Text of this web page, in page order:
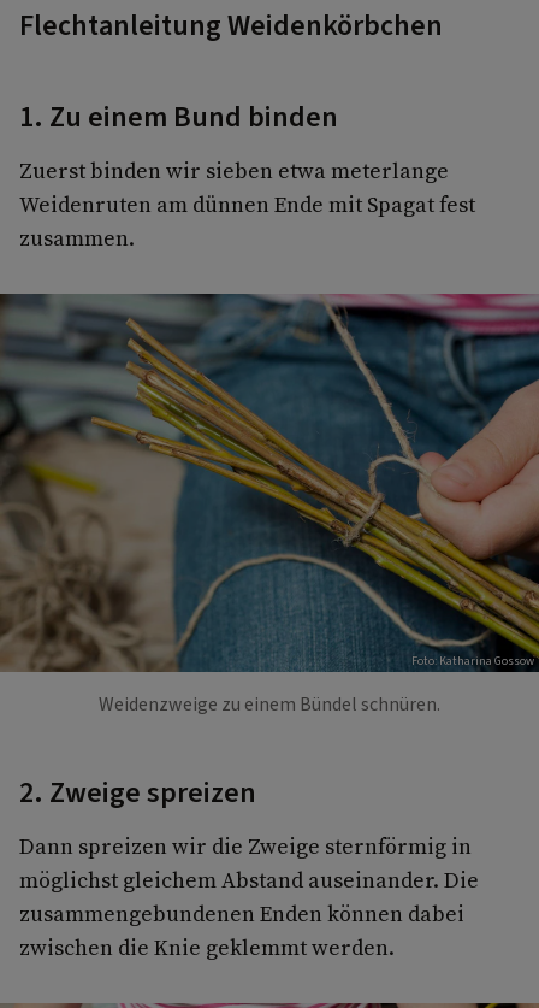
Flechtanleitung Weidenkörbchen
1. Zu einem Bund binden
Zuerst binden wir sieben etwa meterlange
Weidenruten am dünnen Ende mit Spagat fest
zusammen.
Foto: Katharina Gossow
Weidenzweige zu einem Bündel schnüren.
2. Zweige spreizen
Dann spreizen wir die Zweige sternförmig in
möglichst gleichem Abstand auseinander. Die
zusammengebundenen Enden können dabei
zwischen die Knie geklemmt werden.